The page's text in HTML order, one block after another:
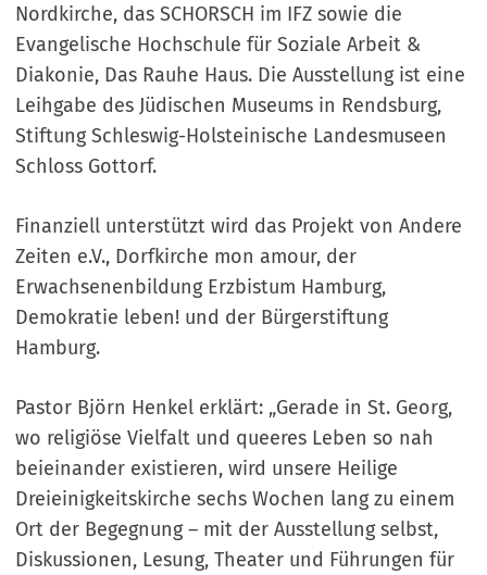
Nordkirche, das SCHORSCH im IFZ sowie die
Evangelische Hochschule für Soziale Arbeit &
Diakonie, Das Rauhe Haus. Die Ausstellung ist eine
Leihgabe des Jüdischen Museums in Rendsburg,
Stiftung Schleswig-Holsteinische Landesmuseen
Schloss Gottorf.
Finanziell unterstützt wird das Projekt von Andere
Zeiten e.V., Dorfkirche mon amour, der
Erwachsenenbildung Erzbistum Hamburg,
Demokratie leben! und der Bürgerstiftung
Hamburg.
Pastor Björn Henkel erklärt: „Gerade in St. Georg,
wo religiöse Vielfalt und queeres Leben so nah
beieinander existieren, wird unsere Heilige
Dreieinigkeitskirche sechs Wochen lang zu einem
Ort der Begegnung – mit der Ausstellung selbst,
Diskussionen, Lesung, Theater und Führungen für